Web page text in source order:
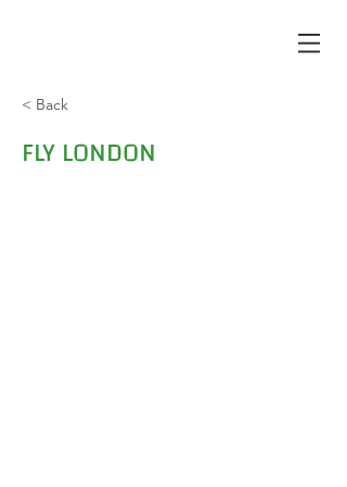
< Back
FLY LONDON